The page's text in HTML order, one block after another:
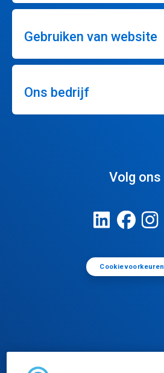
Gebruiken van website
Ons bedrijf
Volg ons
Cookievoorkeuren